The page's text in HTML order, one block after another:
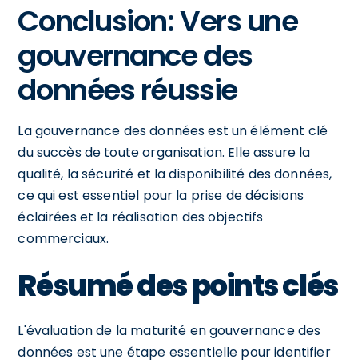
Conclusion: Vers une
gouvernance des
données réussie
La gouvernance des données est un élément clé
du succès de toute organisation. Elle assure la
qualité, la sécurité et la disponibilité des données,
ce qui est essentiel pour la prise de décisions
éclairées et la réalisation des objectifs
commerciaux.
Résumé des points clés
L'évaluation de la maturité en gouvernance des
données est une étape essentielle pour identifier